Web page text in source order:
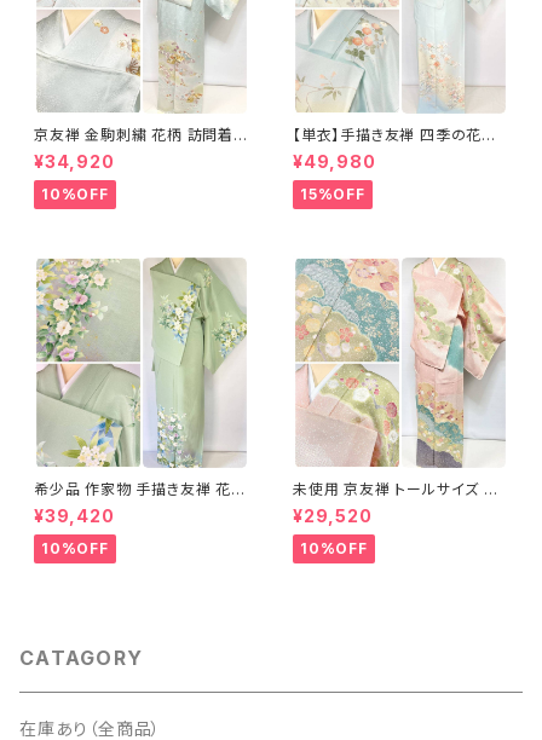
京友禅 金駒刺繍 花柄 訪問着
正絹 水色 黄緑 パステルカラー
アイスグリーン 1433
¥34,920
10%OFF
【単衣】手描き友禅 四季の花々
正絹 訪問着 水色 黄緑 白 パス
テルカラー 1431
¥49,980
15%OFF
希少品 作家物 手描き友禅 花鳥
文 椿 沈丁花 訪問着 正絹 袷 黄
緑 青 白 1418
¥39,420
10%OFF
未使用 京友禅 トールサイズ 染
め分け 金彩 訪問着 袷 正絹 ピ
ンク 黄緑 紫 黄色 1438
¥29,520
10%OFF
CATAGORY
在庫あり（全商品）